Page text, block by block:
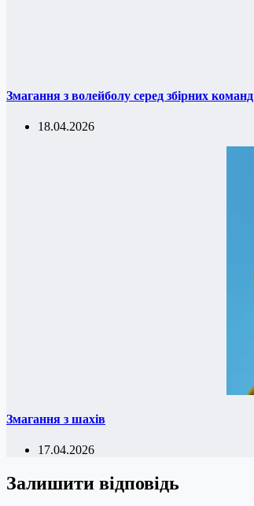
Змагання з волейболу серед збірних команд
18.04.2026
Змагання з шахів
17.04.2026
Залишити відповідь